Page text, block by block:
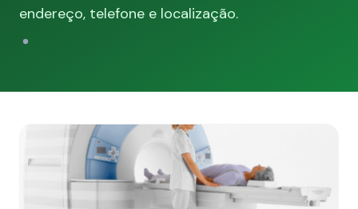
endereço, telefone e localização.